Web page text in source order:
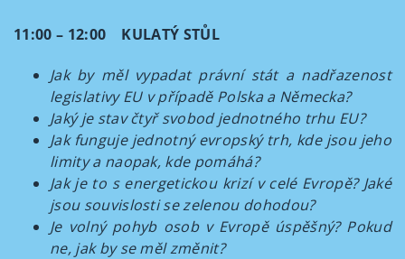
11:00 – 12:00 KULATÝ STŮL
Jak by měl vypadat právní stát a nadřazenost
legislativy EU v případě Polska a Německa?
Jaký je stav čtyř svobod jednotného trhu EU?
Jak funguje jednotný evropský trh, kde jsou jeho
limity a naopak, kde pomáhá?
Jak je to s energetickou krizí v celé Evropě? Jaké
jsou souvislosti se zelenou dohodou?
Je volný pohyb osob v Evropě úspěšný? Pokud
ne, jak by se měl změnit?